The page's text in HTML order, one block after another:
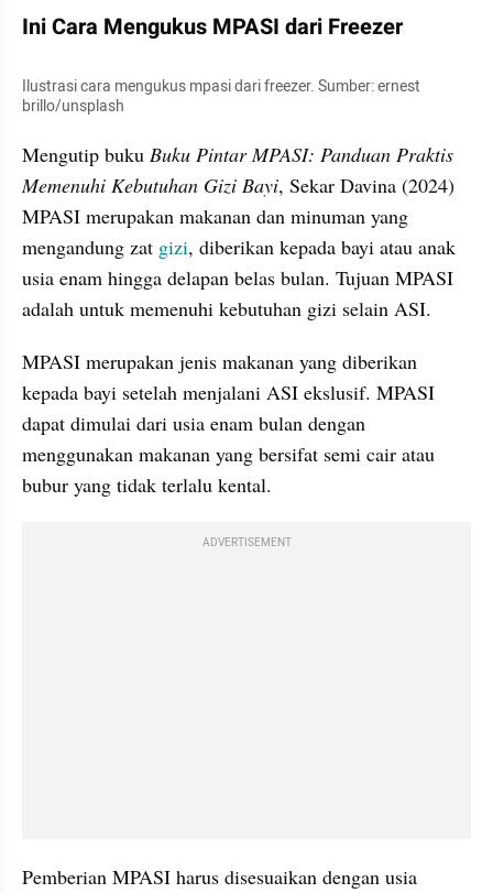
Ini Cara Mengukus MPASI dari Freezer
Ilustrasi cara mengukus mpasi dari freezer. Sumber: ernest
brillo/unsplash
Mengutip buku Buku Pintar MPASI: Panduan Praktis
Memenuhi Kebutuhan Gizi Bayi, Sekar Davina (2024)
MPASI merupakan makanan dan minuman yang
mengandung zat gizi, diberikan kepada bayi atau anak
usia enam hingga delapan belas bulan. Tujuan MPASI
adalah untuk memenuhi kebutuhan gizi selain ASI.
MPASI merupakan jenis makanan yang diberikan
kepada bayi setelah menjalani ASI ekslusif. MPASI
dapat dimulai dari usia enam bulan dengan
menggunakan makanan yang bersifat semi cair atau
bubur yang tidak terlalu kental.
ADVERTISEMENT
Pemberian MPASI harus disesuaikan dengan usia